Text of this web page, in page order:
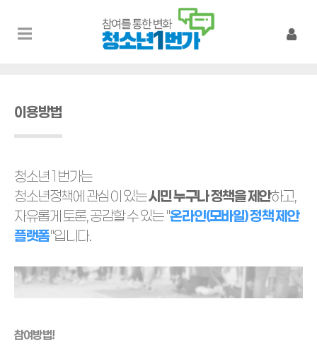
이용방법
청소년1번가는
청소년정책에 관심이 있는시민 누구나 정책을 제안하고,
자유롭게 토론, 공감할 수 있는 "온라인(모바일) 정책 제안
플랫폼"입니다.
참여방법!